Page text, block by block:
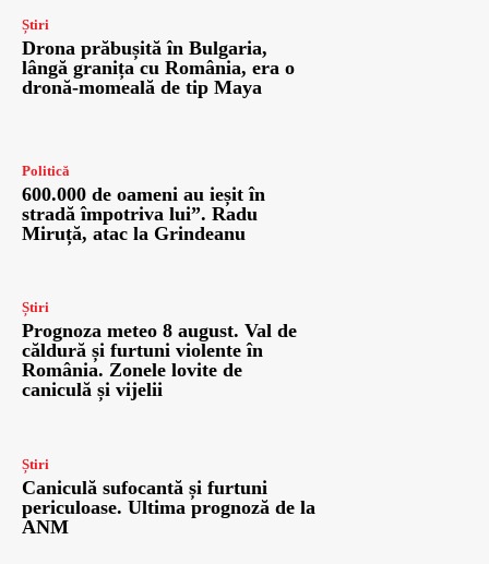
Știri
Drona prăbușită în Bulgaria,
lângă granița cu România, era o
dronă-momeală de tip Maya
Politică
600.000 de oameni au ieșit în
stradă împotriva lui”. Radu
Miruță, atac la Grindeanu
Știri
Prognoza meteo 8 august. Val de
căldură și furtuni violente în
România. Zonele lovite de
caniculă și vijelii
Știri
Caniculă sufocantă și furtuni
periculoase. Ultima prognoză de la
ANM